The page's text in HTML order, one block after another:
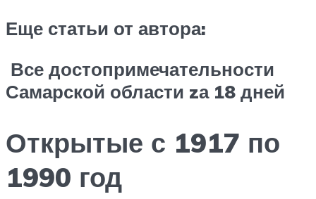
Еще статьи от автора:
Все достопримечательности
Самарской области zа 18 дней
Открытые с 1917 по
1990 год